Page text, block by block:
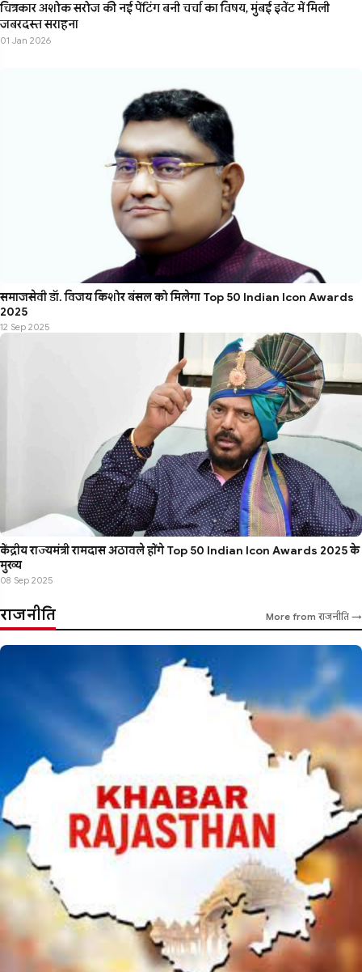
चित्रकार अशोक सरोज की नई पेंटिंग बनी चर्चा का विषय, मुंबई इवेंट में मिली
जबरदस्त सराहना
01 Jan 2026
समाजसेवी डॉ. विजय किशोर बंसल को मिलेगा Top 50 Indian Icon Awards
2025
12 Sep 2025
केंद्रीय राज्यमंत्री रामदास अठावले होंगे Top 50 Indian Icon Awards 2025 के
मुख्य
08 Sep 2025
राजनीति More from राजनीति →